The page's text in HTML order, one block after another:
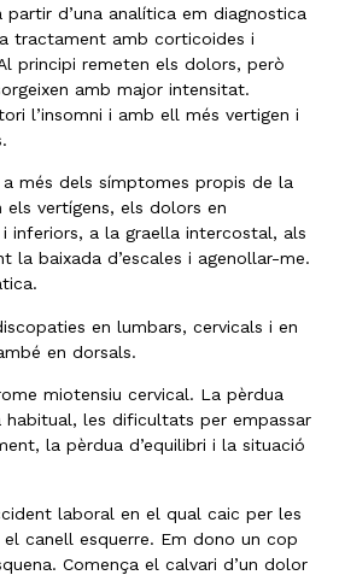
partir d’una analítica em diagnostica
tractament amb corticoides i
principi remeten els dolors, però
amb major intensitat.
l’insomni i amb ell més vertigen i
més dels símptomes propis de la
els vertígens, els dolors en
inferiors, a la graella intercostal, als
la baixada d’escales i agenollar-me.
en lumbars, cervicals i en
en dorsals.
miotensiu cervical. La pèrdua
les dificultats per empassar
la pèrdua d’equilibri i la situació
laboral en el qual caic per les
canell esquerre. Em dono un cop
Comença el calvari d’un dolor